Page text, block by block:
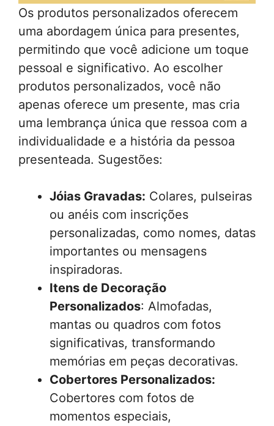
Os produtos personalizados oferecem
uma abordagem única para presentes,
permitindo que você adicione um toque
pessoal e significativo. Ao escolher
produtos personalizados, você não
apenas oferece um presente, mas cria
uma lembrança única que ressoa com a
individualidade e a história da pessoa
presenteada. Sugestões:
Jóias Gravadas: Colares, pulseiras
ou anéis com inscrições
personalizadas, como nomes, datas
importantes ou mensagens
inspiradoras.
Itens de Decoração
Personalizados: Almofadas,
mantas ou quadros com fotos
significativas, transformando
memórias em peças decorativas.
Cobertores Personalizados:
Cobertores com fotos de
momentos especiais,